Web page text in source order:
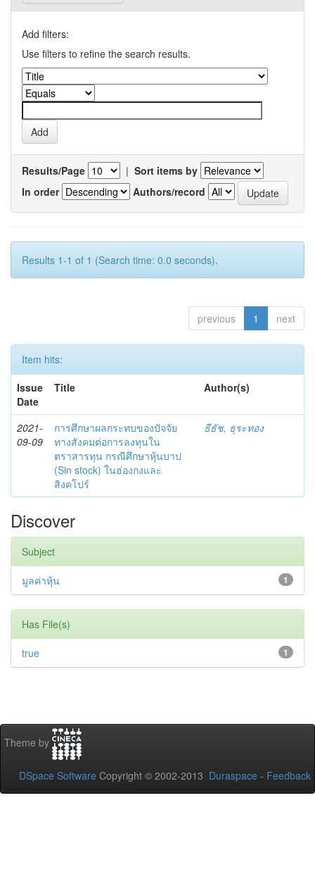
Add filters:
Use filters to refine the search results.
Results/Page | Sort items by
In order
Authors/record
Results 1-1 of 1 (Search time: 0.0 seconds).
previous 1 next
Item hits:
Issue
Date
Title Author(s)
2021-
09-09
การศึกษาผลกระทบของปัจจัย
ทางสังคมต่อการลงทุนใน
ตราสารทุน กรณีศึกษาหุ้นบาป
(Sin stock) ในฮ่องกงและ
สิงคโปร์
ธีธัช, ธุระทอง
Discover
Subject
1
มูลค่าหุ้น
Has File(s)
1
true
Theme by
DSpace Software Copyright © 2002-2013 Duraspace - Feedback